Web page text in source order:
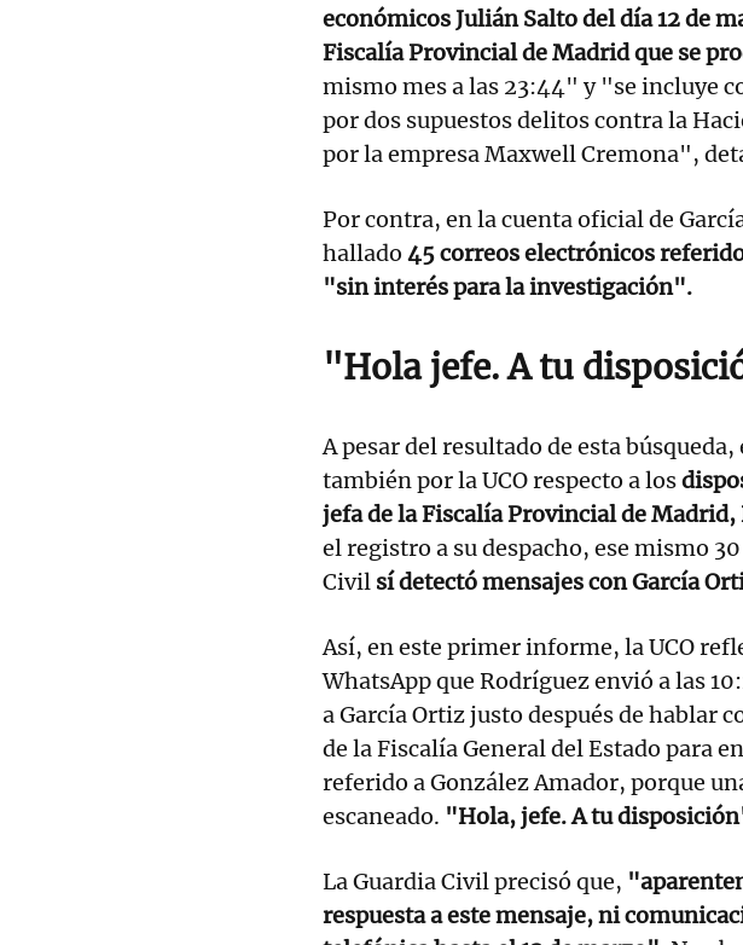
económicos Julián Salto del día 12 de
Fiscalía Provincial de Madrid que se
mismo mes a las 23:44" y "se incluye
por dos supuestos delitos contra la
por la empresa Maxwell Cremona",
Por contra, en la cuenta oficial de
hallado 45 correos electrónicos
"sin interés para la investigación".
"Hola jefe. A tu
A pesar del resultado de esta
también por la UCO respecto a los
jefa de la Fiscalía Provincial de
el registro a su despacho, ese mismo
Civil sí detectó mensajes con García
Así, en este primer informe, la UCO
WhatsApp que Rodríguez envió a las
a García Ortiz justo después de hablar
de la Fiscalía General del Estado para
referido a González Amador, porque
escaneado. "Hola, jefe. A tu
La Guardia Civil precisó que,
respuesta a este mensaje, ni